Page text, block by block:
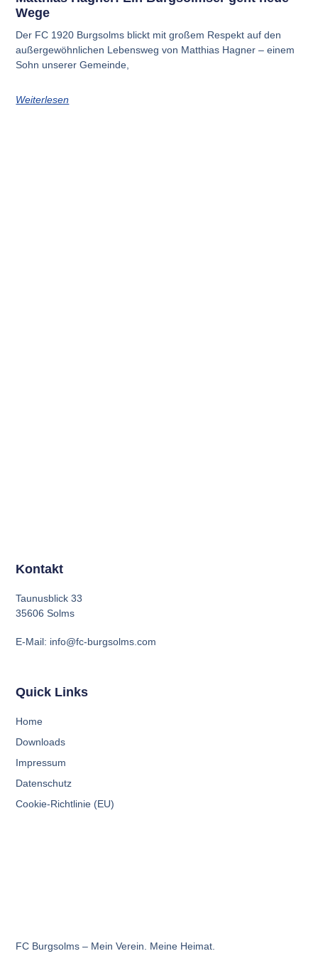
Wege
Der FC 1920 Burg­solms blickt mit gro­ßem Respekt auf den
außer­ge­wöhn­li­chen Lebens­weg von Mat­thi­as Hagner – einem
Sohn unse­rer Gemein­de,
Weiterlesen
FC Burgsolms – Mein Verein. Meine Heimat.
Quick Links
Home
Down­loads
Impres­sum
Daten­schutz
Coo­kie-Rich­t­­li­­nie (EU)
Kontakt
Taunusblick 33
35606 Solms
E-Mail: info@fc-burgsolms.com